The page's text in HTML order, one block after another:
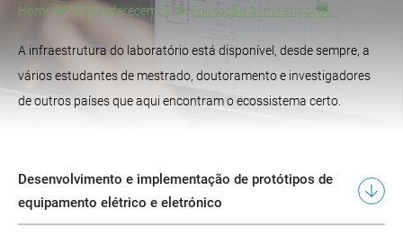
Home O que oferecemos Educação & Investigação
A infraestrutura do laboratório está disponível, desde sempre, a
vários estudantes de mestrado, doutoramento e investigadores
de outros países que aqui encontram o ecossistema certo.
Desenvolvimento e implementação de protótipos de
equipamento elétrico e eletrónico